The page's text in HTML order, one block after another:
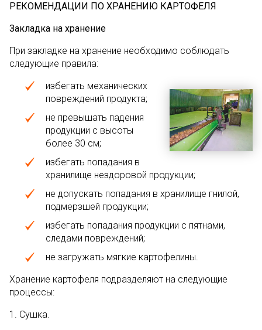
РЕКОМЕНДАЦИИ ПО ХРАНЕНИЮ КАРТОФЕЛЯ
Закладка на хранение
При закладке на хранение необходимо соблюдать
следующие правила:
избегать механических
повреждений продукта;
не превышать падения
продукции с высоты
более 30 см;
избегать попадания в
хранилище нездоровой продукции;
не допускать попадания в хранилище гнилой,
подмерзшей продукции;
избегать попадания продукции с пятнами,
следами повреждений;
не загружать мягкие картофелины.
Хранение картофеля подразделяют на следующие
процессы:
1. Сушка.